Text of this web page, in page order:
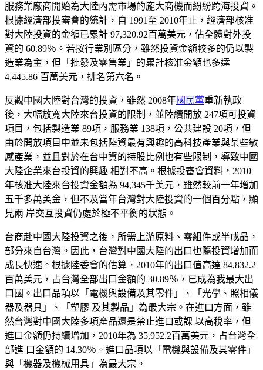
服務業廠商開始為大陸內需市場的龐大商機而紛紛跨海投資。
根據經濟部投審會的統計，自 1991至 2010年止，經濟部核准
對大陸投資的金額已累計 97,320.92百萬美元，佔全體對外投
資的 60.89％。若按行業別區分，雖然投資金額較多的仍以製
造業為主，但「批發及零售業」的累計核准金額也多達
4,445.86 百萬美元，排名第六名。
反觀中國大陸對台灣的投資，雖然 2008年國民黨重新執政
後，大幅放寬大陸來台投資的限制，並陸續開放 247項可投資
項目，包括製造業 89項，服務業 138項，公共建設 20項，但
由於開放項目中並未包括陸資最有興趣的高科技產業與某些敏
感產業，並且對於在台中資的持股比例也有些限制，導致中國
大陸企業來台投資的興趣 相對不高。根據投審會資料，2010
年核准大陸來台投資金額為 94,345千美元，雖然較前一年增加
五千多萬美金，但不及當年台灣對大陸投資的一個百分點，顯
見兩 岸交互投資仍處於極不平衡的狀態。
台商赴中國大陸投資之後，所需上游原料、 零組件或半成品，
部分來自台灣。因此，台灣對中國大陸的出口也隨投資增加而
成長快速。根據陸委會的估算，2010年的出口值高達 84,832.2
百萬美元，占台灣全部出口金額的 30.89％，已成為我最大出
口國。出口品項以「電機與設備及其零件」、「光學、照相儀
器及器具」、「塑膠 及其製品」為最大宗。 在進口方面，雖
然台灣對中國大陸多項產品還是禁止進口或課 以高稅率，但
進口金額仍持續增加，2010年為 35,952.2百萬美元，占台灣全
部進 口金額的 14.30％。進口品項以「 電機與設備及其零件」
與「機器及機械用具」為最大宗。